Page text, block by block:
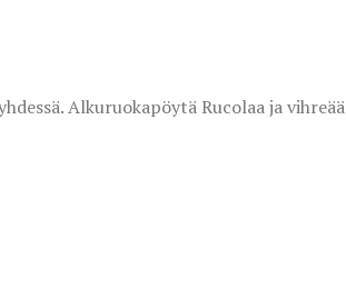
Alkuruokapöytä Rucolaa ja vihreää